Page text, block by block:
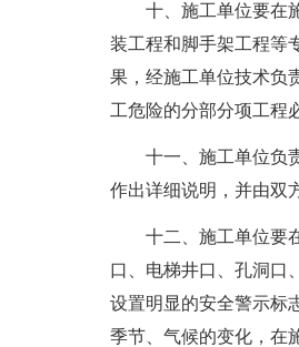
十、施工单位要在施
装工程和脚手架工程等
果，经施工单位技术负
工危险的分部分项工程
十一、施工单位负责
作出详细说明，并由双
十二、施工单位要在
口、电梯井口、孔洞口
设置明显的安全警示标
季节、气候的变化，在